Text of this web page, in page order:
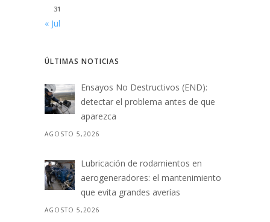
31
« Jul
ÚLTIMAS NOTICIAS
Ensayos No Destructivos (END):
detectar el problema antes de que
aparezca
AGOSTO 5,2026
Lubricación de rodamientos en
aerogeneradores: el mantenimiento
que evita grandes averías
AGOSTO 5,2026